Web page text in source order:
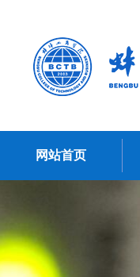
网站首页